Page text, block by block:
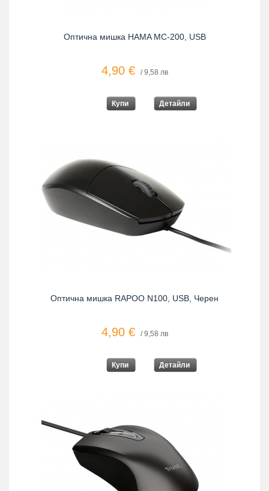
Оптична мишка HAMA MC-200, USB
4,90 € / 9,58 лв
Купи Детайли
Оптична мишка RAPOO N100, USB, Черен
4,90 € / 9,58 лв
Купи Детайли